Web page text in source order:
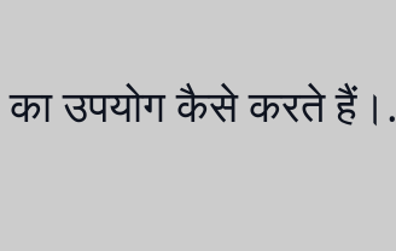
का उपयोग कैसे करते हैं।.